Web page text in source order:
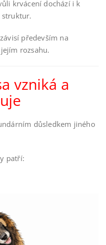
krvácení dochází i k
především na
rozsahu.
vzniká a
důsledkem jiného
patří: